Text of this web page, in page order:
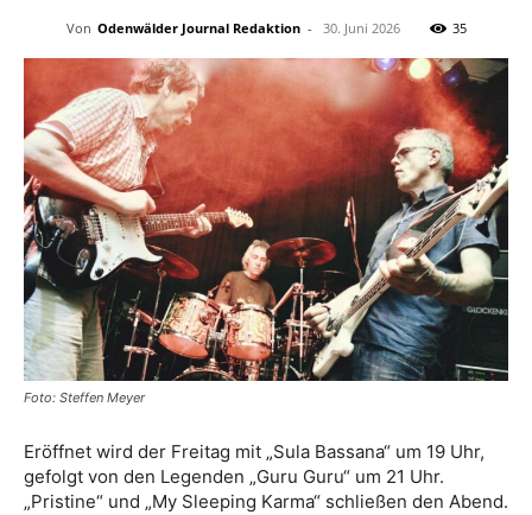
Von Odenwälder Journal Redaktion - 30. Juni 2026 35
Foto: Steffen Meyer
Eröffnet wird der Freitag mit „Sula Bassana“ um 19 Uhr,
gefolgt von den Legenden „Guru Guru“ um 21 Uhr.
„Pristine“ und „My Sleeping Karma“ schließen den Abend.